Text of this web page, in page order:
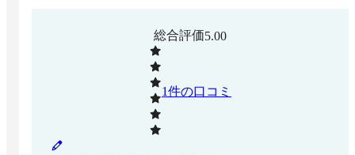
総合評価5.00
1件の口コミ